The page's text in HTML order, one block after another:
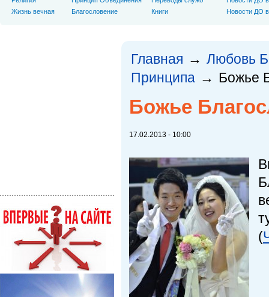
Главная → Любовь
Принципа → Божье
Божье
17.02.2013 - 10:00
(
Жизнь вечная
Благословение
Книги
Новости ДО